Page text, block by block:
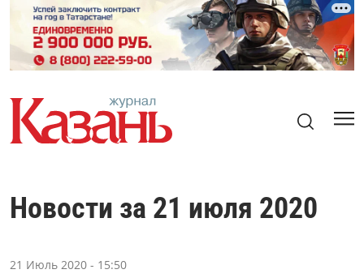
Новости за 21 июля 2020
21 Июль 2020 - 15:50